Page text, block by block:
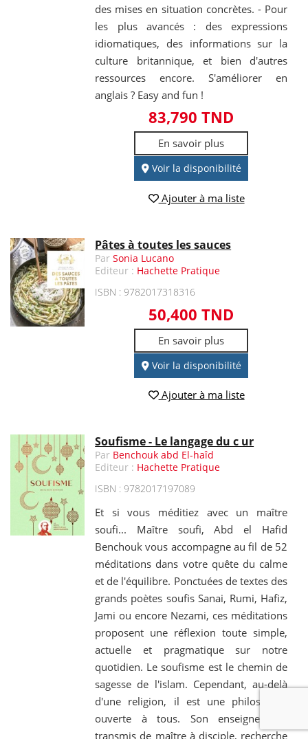
des mises en situation concrètes. - Pour
les plus avancés : des expressions
idiomatiques, des informations sur la
culture britannique, et bien d'autres
ressources encore. S'améliorer en
anglais ? Easy and fun !
83,790 TND
En savoir plus
Voir la disponibilité
Ajouter à ma liste
Pâtes à toutes les sauces
ParSonia Lucano
Editeur : Hachette Pratique
ISBN : 9782017318316
50,400 TND
En savoir plus
Voir la disponibilité
Ajouter à ma liste
Soufisme - Le langage du c ur
Par Benchouk abd El-haîd
Editeur : Hachette Pratique
ISBN : 9782017197089
Et si vous méditiez avec un maître
soufi... Maître soufi, Abd el Hafid
Benchouk vous accompagne au fil de 52
méditations dans votre quête du calme
et de l'équilibre. Ponctuées de textes des
grands poètes soufis Sanai, Rumi, Hafiz,
Jami ou encore Nezami, ces méditations
proposent une réflexion toute simple,
actuelle et pragmatique sur notre
quotidien. Le soufisme est le chemin de
sagesse de l'islam. Cependant, au-delà
d'une religion, il est une philosophie
ouverte à tous. Son enseignement,
transmis de maître à disciple, recherche